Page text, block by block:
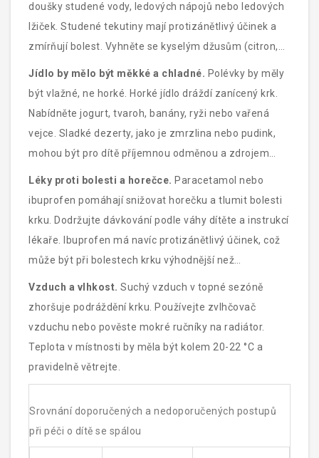
doušky studené vody, ledových nápojů nebo ledových
lžiček. Studené tekutiny mají protizánětlivý účinek a
zmírňují bolest. Vyhněte se kyselým džusům (citron,
pomeranč), které pálí v zraněném krku. Ideální jsou
neutrální ovocné šťávy, voda nebo vlažný čaj.
Jídlo by mělo být měkké a chladné. Polévky by měly
být vlažné, ne horké. Horké jídlo dráždí zanícený krk.
Nabídněte jogurt, tvaroh, banány, ryži nebo vařená
vejce. Sladké dezerty, jako je zmrzlina nebo pudink,
mohou být pro dítě příjemnou odměnou a zdrojem
energie.
Léky proti bolesti a horečce. Paracetamol nebo
ibuprofen pomáhají snižovat horečku a tlumit bolesti
krku. Dodržujte dávkování podle váhy dítěte a instrukcí
lékaře. Ibuprofen má navíc protizánětlivý účinek, což
může být při bolestech krku výhodnější než
paracetamol, ale vždy se poraďte s lékařem, zda je
vhodné pro vaše dítě.
Vzduch a vlhkost. Suchý vzduch v topné sezóně
zhoršuje podráždění krku. Používejte zvlhčovač
vzduchu nebo pověste mokré ručníky na radiátor.
Teplota v místnosti by měla být kolem 20-22 °C a
pravidelně větrejte.
Srovnání doporučených a nedoporučených postupů
při péči o dítě se spálou